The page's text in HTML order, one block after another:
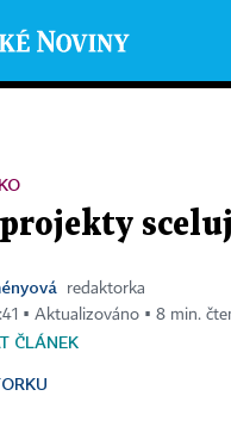
projekty
redaktorka
▪ Aktualizováno ▪ 8 min.
ČLÁNEK